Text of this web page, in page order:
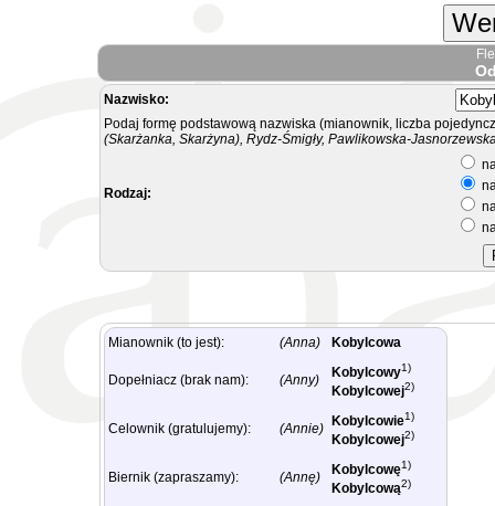
Nazwisko:
Podaj formę podstawową nazwiska (mianownik, liczba
(Skarżanka, Skarżyna), Rydz-Śmigły, Pawlikowska-
Rodzaj:
Mianownik (to jest): (Anna) Kobylcowa
Dopełniacz (brak nam): (Anny) Kobylcowy1)
Kobylcowej2)
Celownik (gratulujemy): (Annie) Kobylcowie1)
Kobylcowej2)
Biernik (zapraszamy): (Annę) Kobylcowę1)
Kobylcową2)